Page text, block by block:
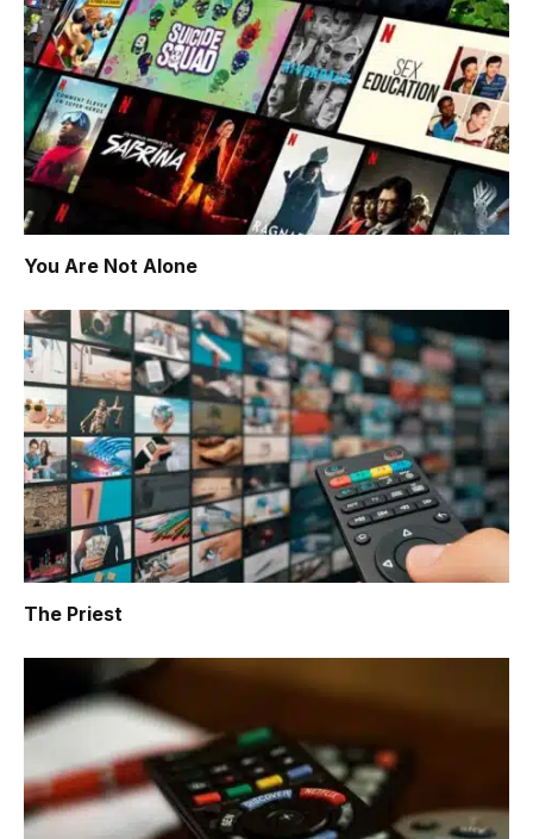
You Are Not Alone
The Priest